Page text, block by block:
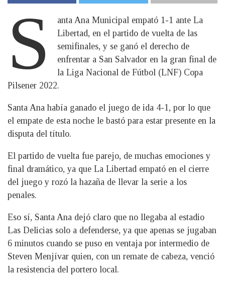
S
anta Ana Municipal empató 1-1 ante La
Libertad, en el partido de vuelta de las
semifinales, y se ganó el derecho de
enfrentar a San Salvador en la gran final de
la Liga Nacional de Fútbol (LNF) Copa
Pilsener 2022.
Santa Ana había ganado el juego de ida 4-1, por lo que
el empate de esta noche le bastó para estar presente en la
disputa del título.
El partido de vuelta fue parejo, de muchas emociones y
final dramático, ya que La Libertad empató en el cierre
del juego y rozó la hazaña de llevar la serie a los
penales.
Eso sí, Santa Ana dejó claro que no llegaba al estadio
Las Delicias solo a defenderse, ya que apenas se jugaban
6 minutos cuando se puso en ventaja por intermedio de
Steven Menjívar quien, con un remate de cabeza, venció
la resistencia del portero local.